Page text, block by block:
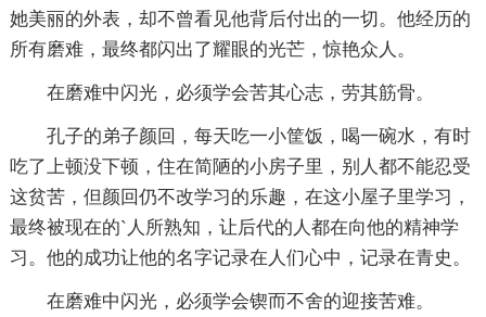
她美丽的外表，却不曾看见他背后付出的一切。他经历的
所有磨难，最终都闪出了耀眼的光芒，惊艳众人。
在磨难中闪光，必须学会苦其心志，劳其筋骨。
孔子的弟子颜回，每天吃一小筐饭，喝一碗水，有时
吃了上顿没下顿，住在简陋的小房子里，别人都不能忍受
这贫苦，但颜回仍不改学习的乐趣，在这小屋子里学习，
最终被现在的`人所熟知，让后代的人都在向他的精神学
习。他的成功让他的名字记录在人们心中，记录在青史。
在磨难中闪光，必须学会锲而不舍的迎接苦难。